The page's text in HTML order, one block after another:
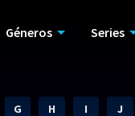
Géneros Series
G H I J